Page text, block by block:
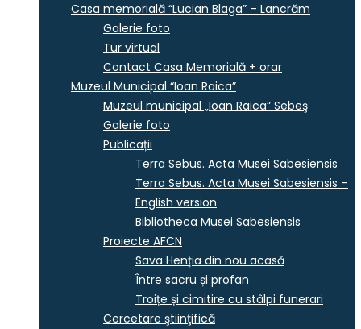
Casa memorială “Lucian Blaga” – Lancrăm
Galerie foto
Tur virtual
Contact Casa Memorială + orar
Muzeul Municipal “Ioan Raica”
Muzeul municipal „Ioan Raica” Sebeş
Galerie foto
Publicații
Terra Sebus. Acta Musei Sabesiensis
Terra Sebus. Acta Musei Sabesiensis –
English version
Bibliotheca Musei Sabesiensis
Proiecte AFCN
Sava Henția din nou acasă
Între sacru și profan
Troițe și cimitire cu stâlpi funerari
Cercetare ştiinţifică